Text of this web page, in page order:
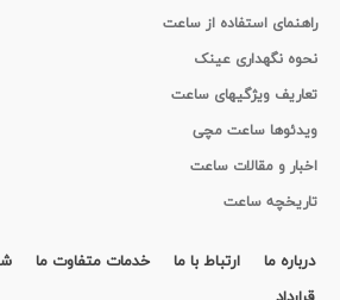
راهنمای استفاده از ساعت
نحوه نگهداری عینک
تعاریف ویژگیهای ساعت
ویدئوها ساعت مچی
اخبار و مقالات ساعت
تاریخچه ساعت
درباره ما ارتباط با ما خدمات متفاوت ما